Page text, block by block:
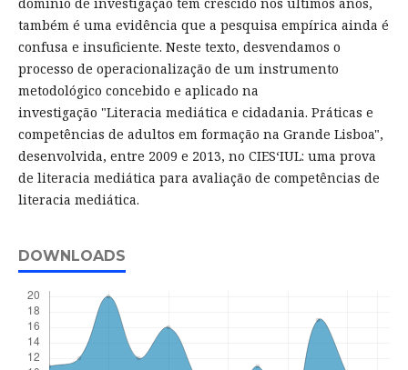
também é uma evidência que a pesquisa empírica ainda é
confusa e insuficiente. Neste texto, desvendamos o
processo de operacionalização de um instrumento
metodológico concebido e aplicado na
investigação "Literacia mediática e cidadania. Práticas e
competências de adultos em formação na Grande Lisboa",
desenvolvida, entre 2009 e 2013, no CIES‘IUL: uma prova
de literacia mediática para avaliação de competências de
literacia mediática.
DOWNLOADS